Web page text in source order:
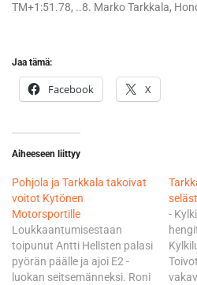
TM+1:51.78, ..8. Marko Tarkkala,
Jaa tämä:
Facebook X
Aiheeseen liittyy
Pohjola ja Tarkkala takoivat
voitot Kytönen
Motorsportille
Loukkaantumisestaan
toipunut Antti Hellsten palasi
pyörän päälle ja ajoi E2 -
luokan seitsemänneksi. Roni
-